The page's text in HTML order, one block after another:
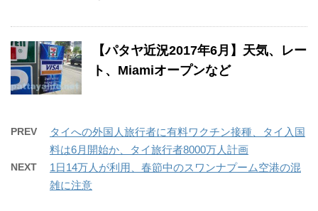
【パタヤ近況2017年6月】天気、レー
ト、Miamiオープンなど
PREV
タイへの外国人旅行者に有料ワクチン接種、タイ入国
料は6月開始か、タイ旅行者8000万人計画
NEXT
1日14万人が利用、春節中のスワンナプーム空港の混
雑に注意